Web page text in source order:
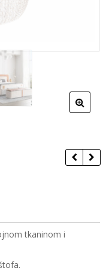
tkaninom i